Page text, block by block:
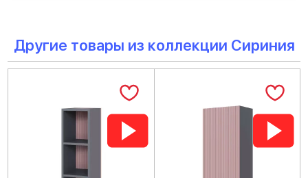
Другие товары из коллекции Сириния